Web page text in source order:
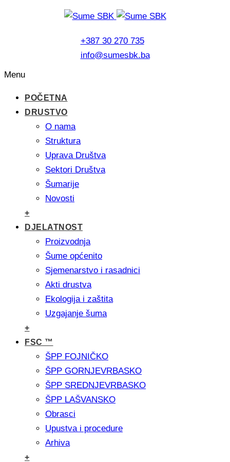
+387 30 270 735
info@sumesbk.ba
Menu
POČETNA
DRUSTVO
O nama
Struktura
Uprava Društva
Sektori Društva
Šumarije
Novosti
+
DJELATNOST
Proizvodnja
Šume općenito
Sjemenarstvo i rasadnici
Akti drustva
Ekologija i zaštita
Uzgajanje šuma
+
FSC ™
ŠPP FOJNIČKO
ŠPP GORNJEVRBASKO
ŠPP SREDNJEVRBASKO
ŠPP LAŠVANSKO
Obrasci
Upustva i procedure
Arhiva
+